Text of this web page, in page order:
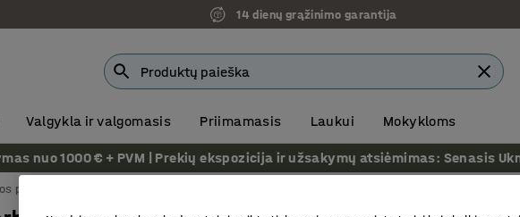
14 dienų grąžinimo garantija
Valgykla ir valgomasis Priimamasis Laukui Mokykloms
nuo 1000 € + PVM | Prekių ekspozicija ir užsakymų atsiėmimas: Senasis
produktai